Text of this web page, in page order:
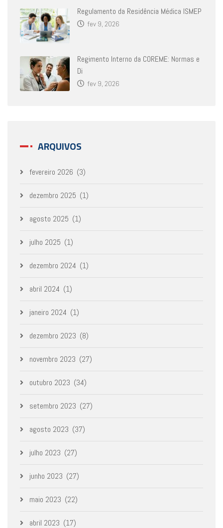
Regulamento da Residência Médica ISMEP
fev 9, 2026
Regimento Interno da COREME: Normas e
Di
fev 9, 2026
ARQUIVOS
fevereiro 2026 (3)
dezembro 2025 (1)
agosto 2025 (1)
julho 2025 (1)
dezembro 2024 (1)
abril 2024 (1)
janeiro 2024 (1)
dezembro 2023 (8)
novembro 2023 (27)
outubro 2023 (34)
setembro 2023 (27)
agosto 2023 (37)
julho 2023 (27)
junho 2023 (27)
maio 2023 (22)
abril 2023 (17)